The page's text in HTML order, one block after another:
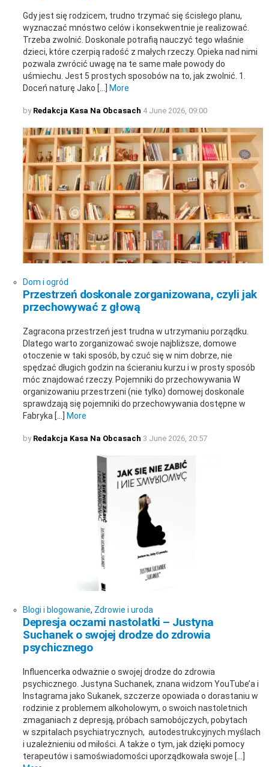
Gdy jest się rodzicem, trudno trzymać się ścisłego planu,
wyznaczać mnóstwo celów i konsekwentnie je realizować.
Trzeba zwolnić. Doskonale potrafią nauczyć tego właśnie
dzieci, które czerpią radość z małych rzeczy. Opieka nad nimi
pozwala zwrócić uwagę na te same małe powody do
uśmiechu. Jest 5 prostych sposobów na to, jak zwolnić. 1.
Doceń naturę Jako […]
More
by Redakcja Kasa Na Obcasach 4 June 2026, 09:00
Dom i ogród
Przestrzeń doskonale zorganizowana, czyli jak
przechowywać z głową
Zagracona przestrzeń jest trudna w utrzymaniu porządku.
Dlatego warto zorganizować swoje najbliższe, domowe
otoczenie w taki sposób, by czuć się w nim dobrze, nie
spędzać długich godzin na ścieraniu kurzu i w prosty sposób
móc znajdować rzeczy. Pojemniki do przechowywania W
organizowaniu przestrzeni (nie tylko) domowej doskonale
sprawdzają się pojemniki do przechowywania dostępne w
Fabryka […]
More
by Redakcja Kasa Na Obcasach 3 June 2026, 20:57
Blogi i blogowanie, Zdrowie i uroda
Depresja oczami nastolatki – Justyna
Suchanek o swojej drodze do zdrowia
psychicznego
Influencerka odważnie o swojej drodze do zdrowia
psychicznego. Justyna Suchanek, znana widzom YouTube’a i
Instagrama jako Sukanek, szczerze opowiada o dorastaniu w
rodzinie z problemem alkoholowym, o swoich nastoletnich
zmaganiach z depresją, próbach samobójczych, pobytach
w szpitalach psychiatrycznych, autodestrukcyjnych myślach
i uzależnieniu od miłości. A także o tym, jak dzięki pomocy
terapeutów i samoświadomości uporządkowała swoje […]